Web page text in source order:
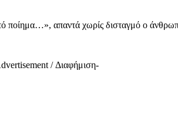
ποίημα…», απαντά χωρίς δισταγμό ο
/ Διαφήμιση-